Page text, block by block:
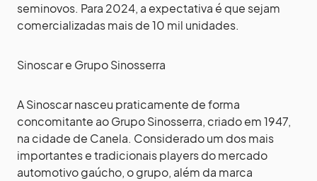
seminovos. Para 2024, a expectativa é que sejam
comercializadas mais de 10 mil unidades.
Sinoscar e Grupo Sinosserra
A Sinoscar nasceu praticamente de forma
concomitante ao Grupo Sinosserra, criado em 1947,
na cidade de Canela. Considerado um dos mais
importantes e tradicionais players do mercado
automotivo gaúcho, o grupo, além da marca